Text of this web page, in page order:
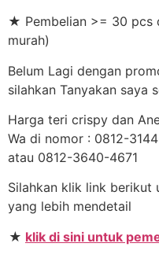
★ Pembelian >= 30 pcs
murah)
Belum Lagi dengan
silahkan Tanyakan saya
Harga teri crispy dan
Wa di nomor : 0812-
atau 0812-3640-4671
Silahkan klik link berikut
yang lebih mendetail
★ klik di sini untuk